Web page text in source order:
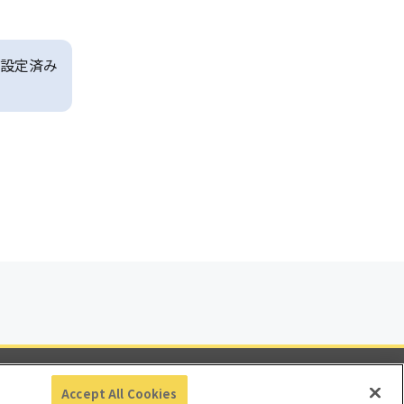
定済み
リティ
Accept All Cookies